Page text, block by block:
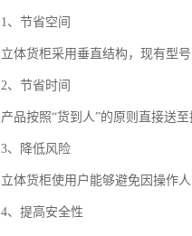
1、节省空间
立体货柜采用垂直结构，现有型
2、节省时间
产品按照“货到人”的原则直接送
3、降低风险
立体货柜使用户能够避免因操作
4、提高安全性